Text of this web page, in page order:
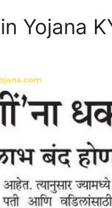
Yojana